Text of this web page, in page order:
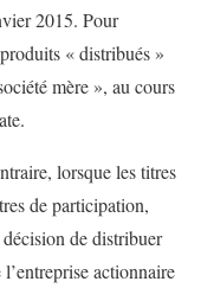
2015. Pour
« distribués »
mère », au cours
lorsque les titres
de participation,
décision de distribuer
actionnaire